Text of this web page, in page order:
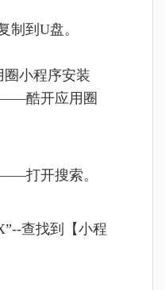
制到U盘。
小程序安装
——酷开应用圈
打开搜索。
查找到【小程